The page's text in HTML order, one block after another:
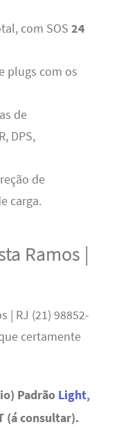
com SOS 24
plugs com os
de
DPS,
de
carga.
Ramos |
| RJ (21) 98852-
certamente
Padrão Light,
(á consultar).